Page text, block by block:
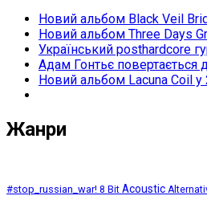
Новий альбом Black Veil
Новий альбом Three Days
Український posthardcore
Адам Гонтьє повертається
Новий альбом Lacuna Coil у
Жанри
#stop_russian_war! 8 Bit Acoustic